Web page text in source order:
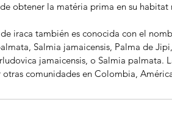
obtener la matéria prima en su
iraca también es conocida con el
Salmia jamaicensis, Palma de
jamaicensis, o Salmia palmata.
otras comunidades en Colombia,